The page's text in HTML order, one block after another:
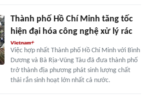
Thành phố Hồ Chí Minh tăng tốc
hiện đại hóa công nghệ xử lý rác
Việc hợp nhất Thành phố Hồ Chí Minh với Bình
Dương và Bà Rịa-Vũng Tàu đã đưa thành phố
trở thành địa phương phát sinh lượng chất
thải rắn sinh hoạt lớn nhất cả nước.